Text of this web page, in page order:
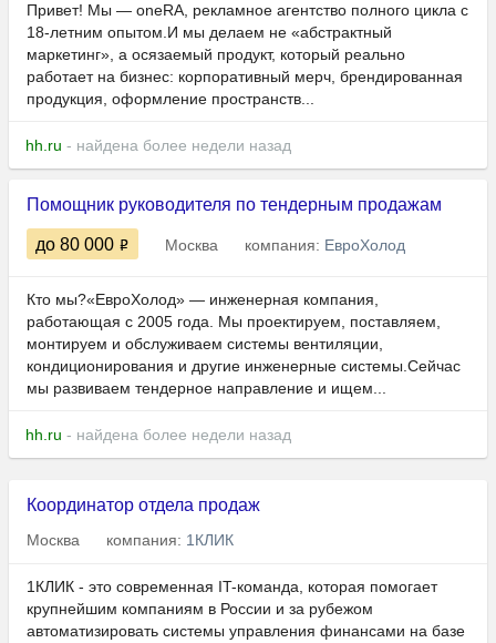
Привет! Мы — oneRA, рекламное агентство полного цикла с
18-летним опытом.И мы делаем не «абстрактный
маркетинг», а осязаемый продукт, который реально
работает на бизнес: корпоративный мерч, брендированная
продукция, оформление пространств...
hh.ru - найдена более недели назад
Помощник руководителя по тендерным продажам
до 80 000 Москва компания: ЕвроХолод
Кто мы?«ЕвроХолод» — инженерная компания,
работающая с 2005 года. Мы проектируем, поставляем,
монтируем и обслуживаем системы вентиляции,
кондиционирования и другие инженерные системы.Сейчас
мы развиваем тендерное направление и ищем...
hh.ru - найдена более недели назад
Координатор отдела продаж
Москва компания: 1КЛИК
1КЛИК - это современная IT-команда, которая помогает
крупнейшим компаниям в России и за рубежом
автоматизировать системы управления финансами на базе